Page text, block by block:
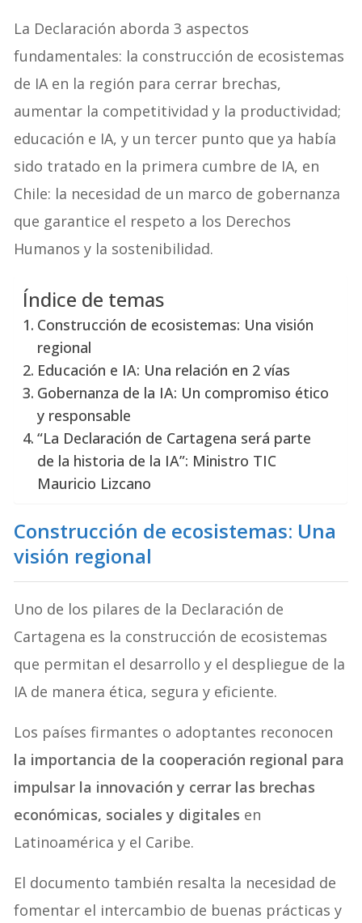
La Declaración aborda 3 aspectos
fundamentales: la construcción de ecosistemas
de IA en la región para cerrar brechas,
aumentar la competitividad y la productividad;
educación e IA, y un tercer punto que ya había
sido tratado en la primera cumbre de IA, en
Chile: la necesidad de un marco de gobernanza
que garantice el respeto a los Derechos
Humanos y la sostenibilidad.
Índice de temas
Construcción de ecosistemas: Una visión
regional
Educación e IA: Una relación en 2 vías
Gobernanza de la IA: Un compromiso ético
y responsable
“La Declaración de Cartagena será parte
de la historia de la IA”: Ministro TIC
Mauricio Lizcano
Construcción de ecosistemas: Una
visión regional
Uno de los pilares de la Declaración de
Cartagena es la construcción de ecosistemas
que permitan el desarrollo y el despliegue de la
IA de manera ética, segura y eficiente.
Los países firmantes o adoptantes reconocen
la importancia de la cooperación regional para
impulsar la innovación y cerrar las brechas
económicas, sociales y digitales en
Latinoamérica y el Caribe.
El documento también resalta la necesidad de
fomentar el intercambio de buenas prácticas y